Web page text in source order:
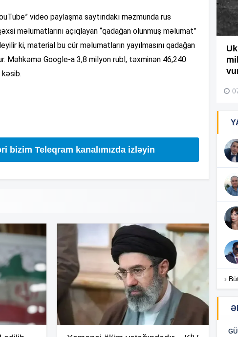
video paylaşma saytındakı məzmunda rus
məlumatlarını açıqlayan “qadağan olunmuş məlumat”
ki, material bu cür məlumatların yayılmasını qadağan
Məhkəmə Google-a 3,8 milyon rubl, təxminən 46,240
bizim Teleqram kanalımızda izləyin
Ağdamda yanğını bu şəxs
törədibmiş – Video
›